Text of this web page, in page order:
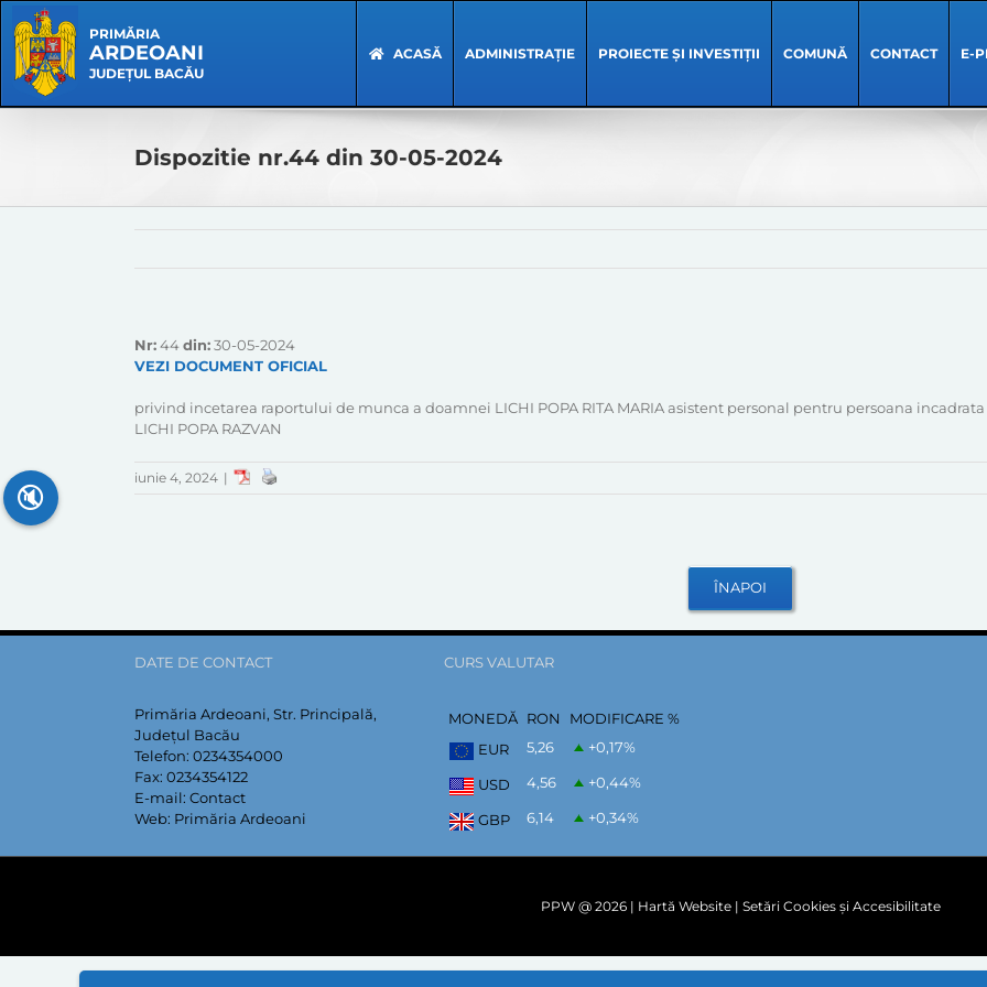
content
Navigation
PRIMĂRIA
ARDEOANI
JUDEȚUL BACĂU
ACASĂ ADMINISTRAȚIE PROIECTE ȘI INVESTIȚII COMUNĂ CONTACT E-
Dispozitie nr.44 din 30-05-2024
Nr:44din:30-05-2024
VEZI DOCUMENT OFICIAL
privind incetarea raportului de munca a doamnei LICHI POPA RITA MARIA asistent personal pentru persoana
LICHI POPA RAZVAN
iunie 4, 2024 |
DATE DE CONTACT
Primăria Ardeoani, Str. Principală,
Județul Bacău
Telefon: 0234354000
Fax: 0234354122
E-mail: Contact
Web: Primăria Ardeoani
CURS VALUTAR
MONEDĂ RON
MODIFICARE %
EUR
5,26 +0,17%
USD 4,56 +0,44%
GBP 6,14 +0,34%
PPW @ 2026 | Hartă Website| Setări Cookies și Accesibilitate
🔇